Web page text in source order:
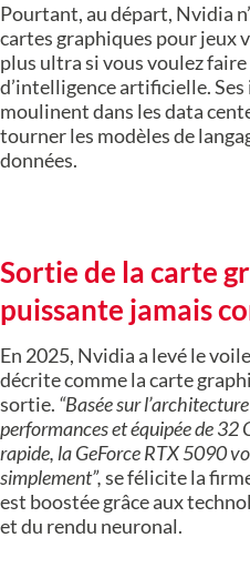
Pourtant, au départ, Nvidia
cartes graphiques pour jeux
plus ultra si vous voulez
d’intelligence artificielle.
moulinent dans les data
tourner les modèles de
données.
Sortie de la carte
puissante jamais
En 2025, Nvidia a levé le
décrite comme la carte
sortie. “Basée sur
performances et équipée de 32
rapide, la GeForce RTX 5090
simplement”,se félicite la
est boostée grâce aux
et du rendu neuronal.